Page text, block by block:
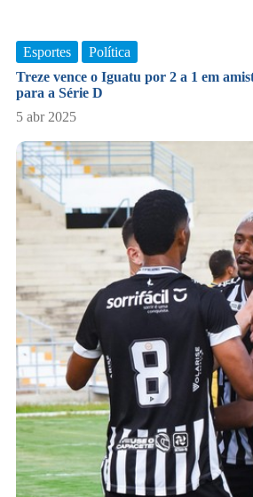
Esportes
Política
Treze vence o Iguatu por 2 a 1 em
para a Série D
5 abr 2025